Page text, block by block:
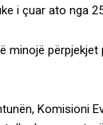
i çuar ato nga
minojë
Komisioni